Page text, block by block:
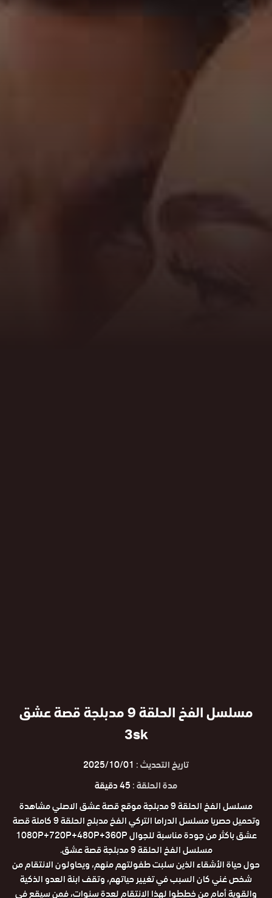
مسلسل الفخ الحلقة 9 مدبلجة قصة عشق
3sk
تاريخ التحديث : 2025/10/01
مدة الحلقة :45 دقيقة
مسلسل الفخ الحلقة 9 مدبلجة موقع قصة عشق الاصلي مشاهدة
وتحميل حصريا مسلسل الدراما التركي الفخ مدبلج الحلقة 9 كاملة قصة
عشق باكثر من جودة مناسبة للجوال 1080P+720P+480P+360P
مسلسل الفخ الحلقة 9 مدبلجة قصة عشق.
حول حياة الأشقاء الذين سلبت طفولتهم منهم، ويحاولون الانتقام من
شخص غني كان السبب في تغيير حياتهم، وتقف ابنة العدو الذكية
والقوية أمام من خططوا لهذا الانتقام لعدة سنوات، فمن سيقع في